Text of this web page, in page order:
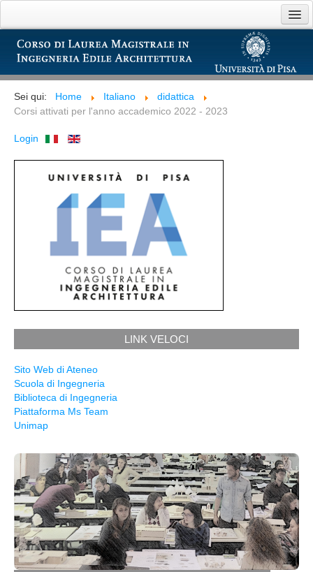
Presentazione
Didattica
Bacheca
Link utili
Sei qui: Home Italiano
didattica
Corsi attivati per l'anno accademico 2022 - 2023
Login
LINK VELOCI
Sito Web di Ateneo
Scuola di Ingegneria
Biblioteca di Ingegneria
Piattaforma Ms Team
Unimap